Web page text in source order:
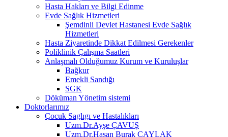
Hasta Hakları ve Bilgi Edinme
Evde Sağlık Hizmetleri
Şemdinli Devlet Hastanesi Evde Sağlık
Hizmetleri
Hasta Ziyaretinde Dikkat Edilmesi Gerekenler
Poliklinik Çalışma Saatleri
Anlaşmalı Olduğumuz Kurum ve Kuruluşlar
Bağkur
Emekli Sandığı
SGK
Döküman Yönetim sistemi
Doktorlarımız
Çocuk Saglıgı ve Hastalıkları
Uzm.Dr.Ayşe ÇAVUŞ
Uzm.Dr.Hasan Burak ÇAYLAK